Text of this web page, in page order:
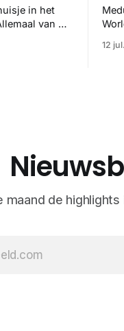
in het
van de
12
maand de highlights